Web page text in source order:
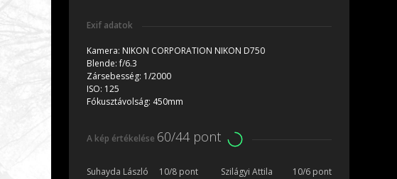
Exif adatok
Kamera: NIKON CORPORATION NIKON D750
Blende:f/6.3
Zársebesség: 1/2000
ISO: 125
Fókusztávolság: 450mm
A kép értékelése 60/44 pont
Suhayda László 10/8 pont Szilágyi Attila
10/6 pont